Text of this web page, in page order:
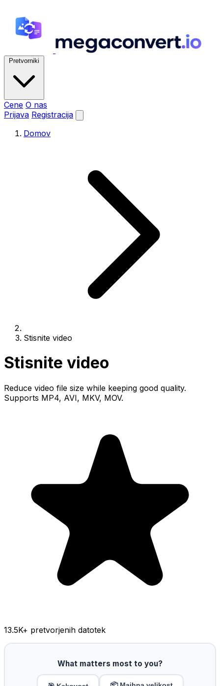
Pretvorniki
Cene O nas
Prijava Registracija
Domov
Stisnite video
Stisnite video
Reduce video file size while keeping good quality.
Supports MP4, AVI, MKV, MOV.
13.5K+ pretvorjenih datotek
What matters most to you?